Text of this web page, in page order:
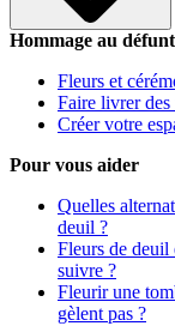
Hommage au défunt
Fleurs et
Faire livrer
Créer votre
Pour vous aider
Quelles
deuil ?
Fleurs de deuil
suivre ?
Fleurir une
gèlent pas ?